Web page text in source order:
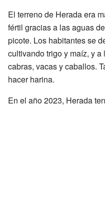
El terreno de Herada era
fértil gracias a las aguas
picote. Los habitantes se
cultivando trigo y maíz, y
cabras, vacas y caballos.
hacer harina.
En el año 2023, Herada